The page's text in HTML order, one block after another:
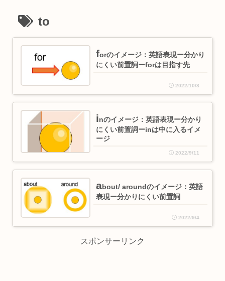
to
forのイメージ：英語表現ー分かり
にくい前置詞ーforは目指す先
2022/10/8
inのイメージ：英語表現ー分かり
にくい前置詞ーinは中に入るイメ
ージ
2022/9/11
about/ aroundのイメージ：英語
表現ー分かりにくい前置詞
2022/9/4
スポンサーリンク